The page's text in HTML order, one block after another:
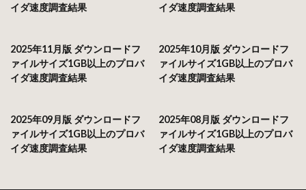
イダ速度調査結果
イダ速度調査結果
2025年11月版 ダウンロードフ
ァイルサイズ1GB以上のプロバ
イダ速度調査結果
2025年10月版 ダウンロードフ
ァイルサイズ1GB以上のプロバ
イダ速度調査結果
2025年09月版 ダウンロードフ
ァイルサイズ1GB以上のプロバ
イダ速度調査結果
2025年08月版 ダウンロードフ
ァイルサイズ1GB以上のプロバ
イダ速度調査結果